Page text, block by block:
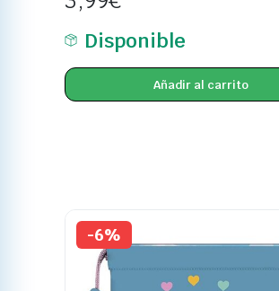
Disponible
Añadir al carrito
-6%